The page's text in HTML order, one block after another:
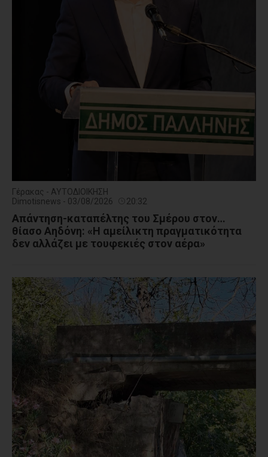
Γέρακας - ΑΥΤΟΔΙΟΙΚΗΣΗ
Dimotisnews - 03/08/2026
20:32
Απάντηση-καταπέλτης του Σμέρου στον…
θίασο Αηδόνη: «Η αμείλικτη πραγματικότητα
δεν αλλάζει με τουφεκιές στον αέρα»